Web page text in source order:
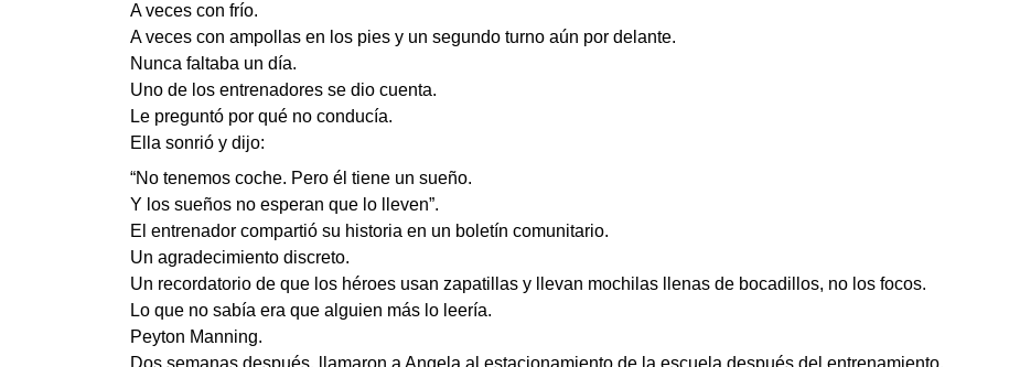
A veces con frío.
A veces con ampollas en los pies y un segundo turno aún por delante.
Nunca faltaba un día.
Uno de los entrenadores se dio cuenta.
Le preguntó por qué no conducía.
Ella sonrió y dijo:
“No tenemos coche. Pero él tiene un sueño.
Y los sueños no esperan que lo lleven”.
El entrenador compartió su historia en un boletín comunitario.
Un agradecimiento discreto.
Un recordatorio de que los héroes usan zapatillas y llevan mochilas llenas de bocadillos, no los focos.
Lo que no sabía era que alguien más lo leería.
Peyton Manning.
Dos semanas después, llamaron a Angela al estacionamiento de la escuela después del entrenamiento.